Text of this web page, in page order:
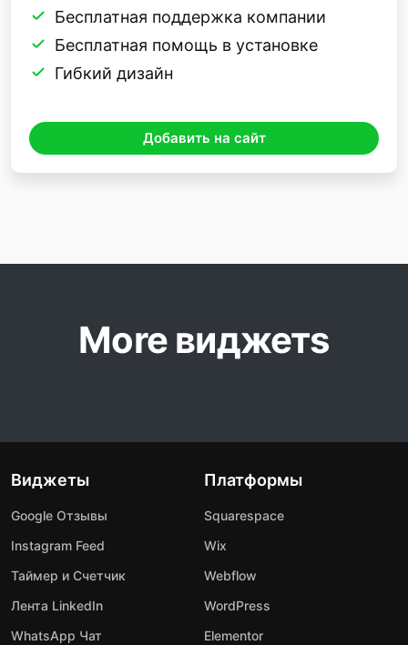
Бесплатная поддержка компании
Бесплатная помощь в установке
Гибкий дизайн
Добавить на сайт
More виджетs
Виджеты
Google Отзывы
Instagram Feed
Таймер и Счетчик
Лента LinkedIn
WhatsApp Чат
Платформы
Squarespace
Wix
Webflow
WordPress
Elementor